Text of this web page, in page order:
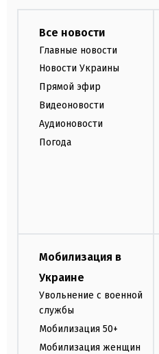
Все новости
Главные новости
Новости Украины
Прямой эфир
Видеоновости
Аудионовости
Погода
Мобилизация в
Украине
Увольнение с военной
службы
Мобилизация 50+
Мобилизация женщин